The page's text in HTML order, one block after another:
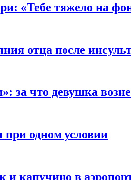
«Тебе тяжело на
отца после
за что девушка
при одном условии
и капучино в